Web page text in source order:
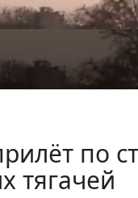
по
тягачей